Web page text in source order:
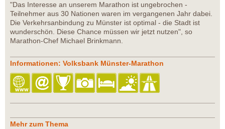
"Das Interesse an unserem Marathon ist ungebrochen -
Teilnehmer aus 30 Nationen waren im vergangenen Jahr dabei.
Die Verkehrsanbindung zu Münster ist optimal - die Stadt ist
wunderschön. Diese Chance müssen wir jetzt nutzen", so
Marathon-Chef Michael Brinkmann.
Informationen: Volksbank Münster-Marathon
Mehr zum Thema